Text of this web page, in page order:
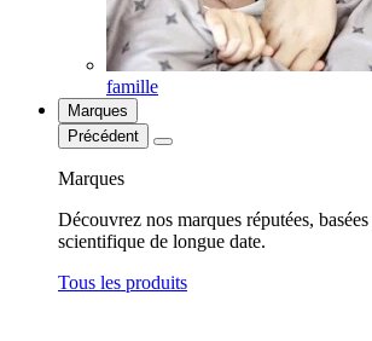
famille
Marques
Précédent
Marques
Découvrez nos marques réputées,
scientifique de longue date.
Tous les produits